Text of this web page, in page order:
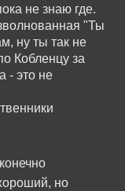
не знаю где.
"Ты
ну ты так не
Кобленцу за
- это не
но